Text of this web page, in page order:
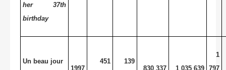
her 37th
birthday
Un beau jour
1997
451
139
830 337
1 035 639
1
797